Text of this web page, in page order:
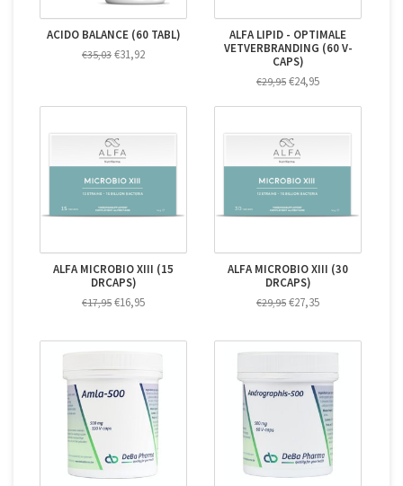
ACIDO BALANCE (60 TABL)
€35,03 €31,92
ALFA LIPID - OPTIMALE
VETVERBRANDING (60 V-
CAPS)
€29,95 €24,95
ALFA MICROBIO XIII (15
DRCAPS)
€17,95 €16,95
ALFA MICROBIO XIII (30
DRCAPS)
€29,95 €27,35